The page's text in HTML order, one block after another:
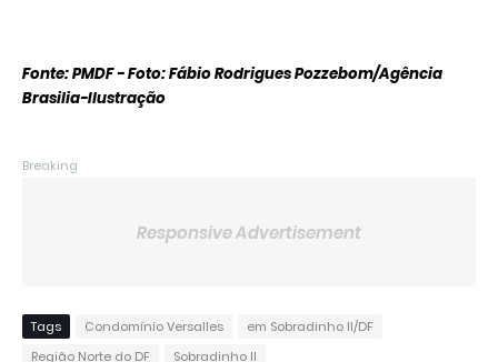
Fonte: PMDF - Foto: Fábio Rodrigues Pozzebom/Agência
Brasilia-Ilustração
Breaking
Responsive Advertisement
Tags Condomínio Versalles
em Sobradinho II/DF
Região Norte do DF
Sobradinho II